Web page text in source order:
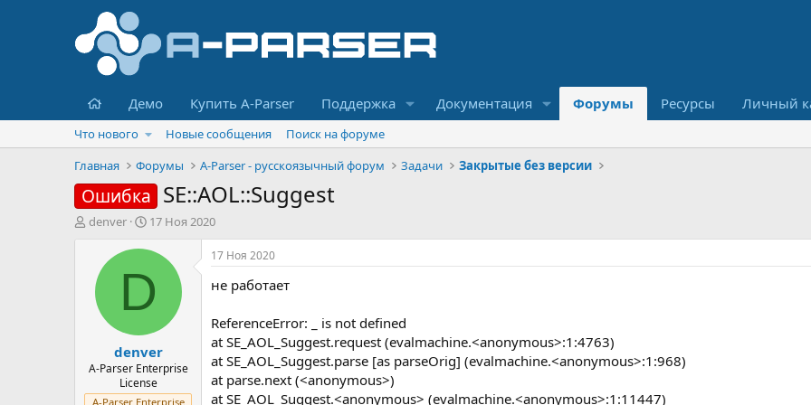
Главная
Демо Купить A-Parser Поддержка Документация Форумы Ресурсы Личный
Что нового Новые сообщения
Поиск на форуме
Главная
Форумы A-Parser - русскоязычный форум Задачи Закрытые без версии
Ошибка SE::AOL::Suggest
А
denver
Д
т
н
а
а
л
а
17 Ноя 2020
D
denver
A-Parser Enterprise
License
A-Parser Enterprise
17 Ноя 2020
не работает
ReferenceError: _ is not defined
at SE_AOL_Suggest.request (evalmachine.<anonymous>:1:4763)
at SE_AOL_Suggest.parse [as parseOrig] (evalmachine.<anonymous>:1:968)
at parse.next (<anonymous>)
at SE_AOL_Suggest.<anonymous> (evalmachine.<anonymous>:1:11447)